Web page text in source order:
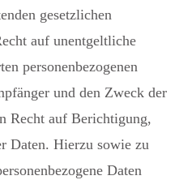
gesetzlichen
auf unentgeltliche
personenbezogenen
und den Zweck der
Recht auf Berichtigung,
Daten. Hierzu sowie zu
Daten